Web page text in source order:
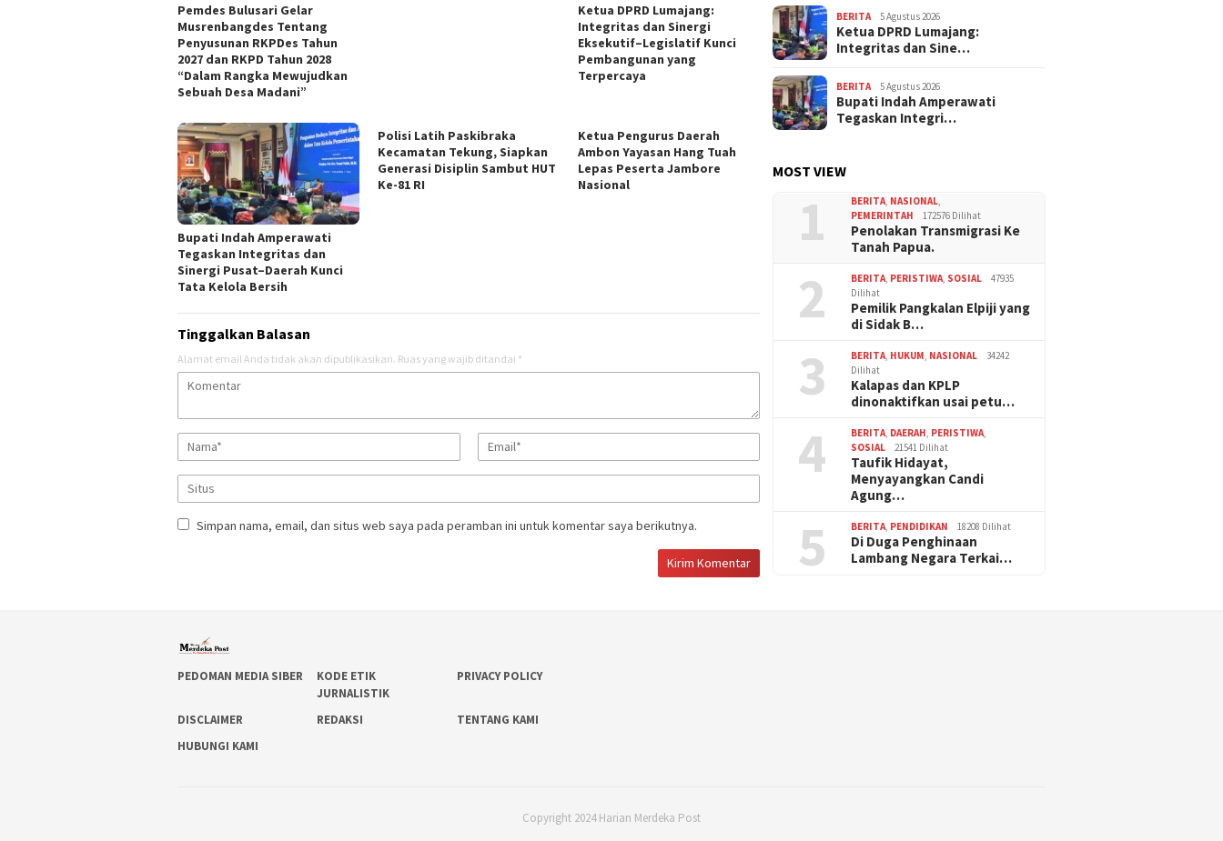
Pemdes Bulusari Gelar
Musrenbangdes Tentang
Penyusunan RKPDes Tahun
2027 dan RKPD Tahun 2028
“Dalam Rangka Mewujudkan
Sebuah Desa Madani”
Ketua DPRD Lumajang:
Integritas dan Sinergi
Eksekutif–Legislatif Kunci
Pembangunan yang
Terpercaya
Bupati Indah Amperawati
Tegaskan Integritas dan
Sinergi Pusat–Daerah Kunci
Tata Kelola Bersih
Polisi Latih Paskibraka
Kecamatan Tekung, Siapkan
Generasi Disiplin Sambut HUT
Ke-81 RI
Ketua Pengurus Daerah
Ambon Yayasan Hang Tuah
Lepas Peserta Jambore
Nasional
Tinggalkan Balasan
Alamat email Anda tidak akan dipublikasikan. Ruas yang wajib ditandai *
Simpan nama, email, dan situs web saya pada peramban ini untuk komentar saya berikutnya.
BERITA 5 Agustus 2026
Ketua DPRD Lumajang:
Integritas dan Sine…
BERITA 5 Agustus 2026
Bupati Indah Amperawati
Tegaskan Integri…
MOST VIEW
1 BERITA, NASIONAL,
PEMERINTAH
172576 Dilihat
Penolakan Transmigrasi Ke
Tanah Papua.
2 BERITA, PERISTIWA, SOSIAL
47935
Dilihat
Pemilik Pangkalan Elpiji yang
di Sidak B…
3 BERITA, HUKUM, NASIONAL
34242
Dilihat
Kalapas dan KPLP
dinonaktifkan usai petu…
4 BERITA, DAERAH, PERISTIWA,
SOSIAL
21541 Dilihat
Taufik Hidayat,
Menyayangkan Candi
Agung…
5 BERITA, PENDIDIKAN 18208 Dilihat
Di Duga Penghinaan
Lambang Negara Terkai…
PEDOMAN MEDIA SIBER
KODE ETIK
JURNALISTIK
PRIVACY POLICY
DISCLAIMER REDAKSI
TENTANG KAMI
HUBUNGI KAMI
Copyright 2024 Harian Merdeka Post